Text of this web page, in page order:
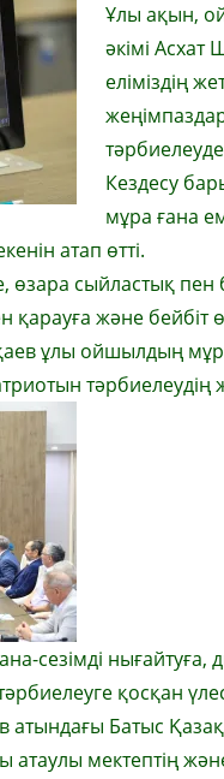
Ұлы ақын,
әкімі
еліміздің
Кездесу
мұра ғана
атап өтті.
өзара сыйластық пен
қарауға және
ұлы ойшылдың
сезімді
қосқан
Батыс
атаулы мектептің